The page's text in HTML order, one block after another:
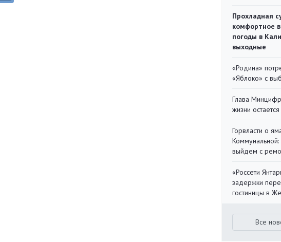
Прохладная
комфортное
погоды в
выходные
«Родина»
«Яблоко» с
Глава
жизни
Горвласти о
выйдем с
«Россети
задержки
гостиницы в
Все